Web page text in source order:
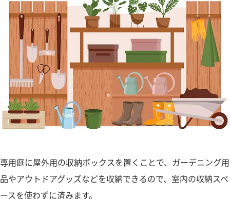
専用庭に屋外用の収納ボックスを置くことで、ガーデニング用
品やアウトドアグッズなどを収納できるので、室内の収納スペ
ースを使わずに済みます。